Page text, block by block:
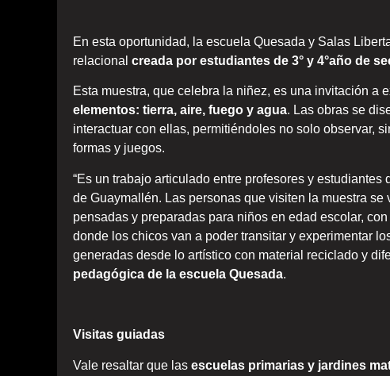
En esta oportunidad, la escuela Quesada y Salas
relacional creada por estudiantes de 3° y 4°año de
Esta muestra, que celebra la niñez, es una invitación a
elementos: tierra, aire, fuego y agua. Las obras se
interactuar con ellas, permitiéndoles no solo observar,
formas y juegos.
“Es un trabajo articulado entre profesores y estudiantes
de Guaymallén. Las personas que visiten la muestra
pensadas y preparadas para niños en edad escolar,
donde los chicos van a poder transitar y experimentar
generadas desde lo artístico con material reciclado y
pedagógica de la escuela Quesada.
Visitas guiadas
Vale resaltar que las escuelas primarias y jardines